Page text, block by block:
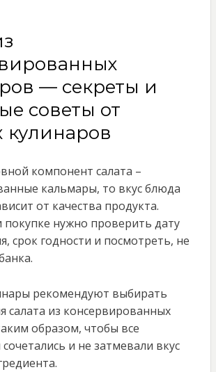
— секреты и
советы от
кулинаров
компонент салата –
кальмары, то вкус блюда
от качества продукта.
нужно проверить дату
срок годности и посмотреть, не
рекомендуют выбирать
салата из консервированных
образом, чтобы все
и не затмевали вкус